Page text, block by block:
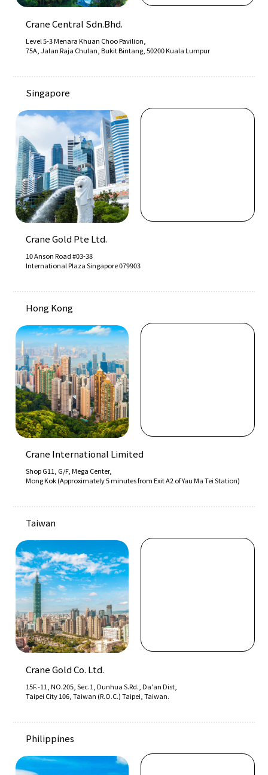
Crane Central Sdn.Bhd.
Level 5-3 Menara Khuan Choo Pavilion,
75A, Jalan Raja Chulan, Bukit Bintang, 50200 Kuala Lumpur
Singapore
Crane Gold Pte Ltd.
10 Anson Road #03-38
International Plaza Singapore 079903
Hong Kong
Crane International Limited
Shop G11, G/F, Mega Center,
Mong Kok (Approximately 5 minutes from Exit A2 of Yau Ma Tei Station)
Taiwan
Crane Gold Co. Ltd.
15F.-11, NO.205, Sec.1, Dunhua S.Rd., Da’an Dist,
Taipei City 106, Taiwan (R.O.C.) Taipei, Taiwan.
Philippines